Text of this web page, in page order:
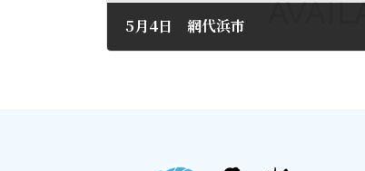
5月4日 網代浜市